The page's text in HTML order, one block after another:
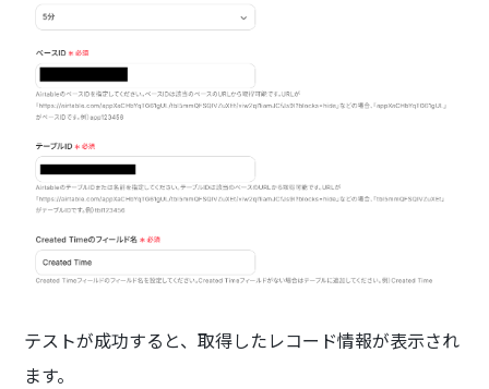
テストが成功すると、取得したレコード情報が表示され
ます。